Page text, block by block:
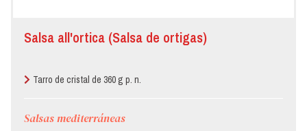
Salsa all'ortica (Salsa de ortigas)
Tarro de cristal de 360 g p. n.
Salsas mediterráneas